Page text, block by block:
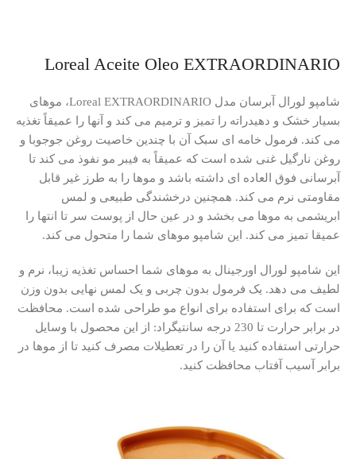
Loreal Aceite Oleo EXTRAORDINARIO
شامپو لورال آبرسان مدل Loreal EXTRAORDINARIO، موهای
بسیار خشک و دهیدراته را تمیز و ترمیم می کند و آنها را عمیقاً تغذیه
می کند. فرمول خامه ای سبک آن با چندین خاصیت روغن جوجوبا و
روغن نارگیل غنی شده است که عمیقاً به فیبر مو نفوذ می کند تا
آبرسانی فوق العاده ای داشته باشد و موها را به طرز غیر قابل
مقاومتی نرم می کند. همچنین درخشندگی طبیعی و لمس
ابریشمی به موها می بخشد و در عین حال از پوست سر تا انتها را
عمیقا تمیز می کند. این شامپو موهای شما را متحول می کند.
این شامپو لورال اورجینال به موهای شما احساس تغذیه زیبا، نرم و
لطیف می دهد. یک فرمول بدون چربی و یک لمس نهایی بدون وزن
است که برای استفاده برای انواع مو طراحی شده است. محافظت
در برابر حرارت تا 230 درجه سانتیگراد: از این محصول با وسایل
حرارتی استفاده کنید یا آن را در تعطیلات مصرف کنید تا از موها در
برابر آسیب آفتاب محافظت کنید.